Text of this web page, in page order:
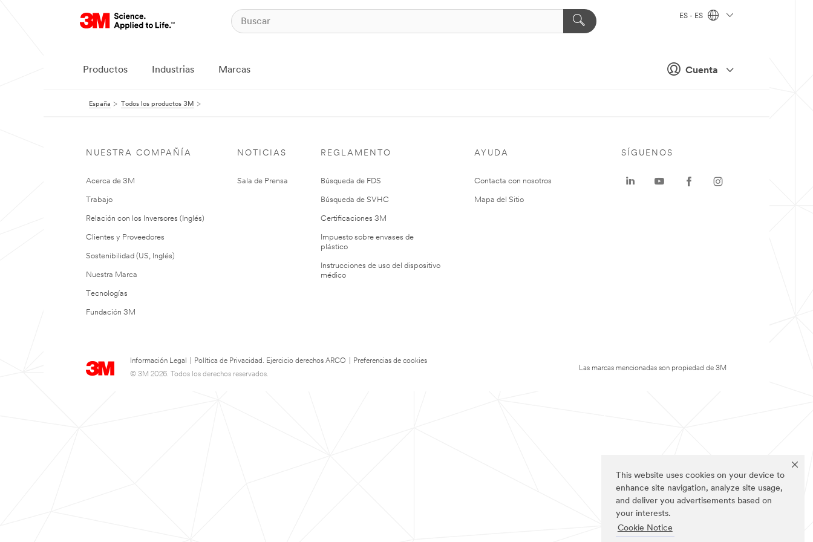
This website uses cookies on your device to
enhance site navigation, analyze site usage,
and deliver you advertisements based on
your interests.
Cookie Notice
Cuenta
ES - ES
Productos Industrias Marcas
España Todos los productos 3M
NUESTRA COMPAÑÍA
Acerca de 3M
Trabajo
Relación con los Inversores (Inglés)
Clientes y Proveedores
Sostenibilidad (US, Inglés)
Nuestra Marca
Tecnologías
Fundación 3M
NOTICIAS
Sala de Prensa
REGLAMENTO
Búsqueda de FDS
Búsqueda de SVHC
Certificaciones 3M
Impuesto sobre envases de
plástico
Instrucciones de uso del dispositivo
médico
AYUDA
Contacta con nosotros
Mapa del Sitio
Información Legal Política de Privacidad. Ejercicio derechos ARCO
Preferencias de cookies
© 3M 2026. Todos los derechos reservados.
SÍGUENOS
Las marcas mencionadas son propiedad de 3M